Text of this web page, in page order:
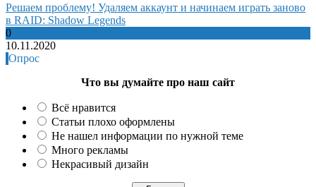
Решаем проблему! Удаляем аккаунт и начинаем играть заново
в RAID: Shadow Legends
0
10.11.2020
Опрос
Что вы думайте про наш сайт
Всё нравится
Статьи плохо оформлены
Не нашел информации по нужной теме
Много рекламы
Некрасивый дизайн